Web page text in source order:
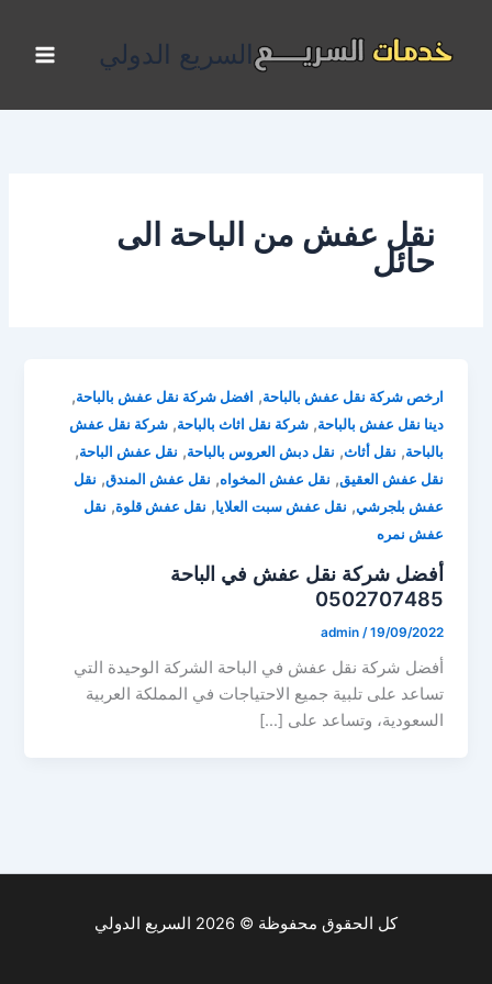
المحتوى
السريع الدولي
نقل عفش من الباحة الى
حائل
ارخص شركة نقل عفش بالباحة, افضل شركة نقل عفش بالباحة,
دينا نقل عفش بالباحة,شركة نقل اثاث بالباحة,شركة نقل عفش
بالباحة, نقل أثاث, نقل دبش العروس بالباحة, نقل عفش الباحة,
نقل عفش العقيق, نقل عفش المخواه, نقل عفش المندق, نقل
عفش بلجرشي, نقل عفش سبت العلايا, نقل عفش قلوة, نقل
عفش نمره
أفضل شركة نقل عفش في الباحة
0502707485
admin /19/09/2022
أفضل شركة نقل عفش في الباحة الشركة الوحيدة التي
تساعد على تلبية جميع الاحتياجات في المملكة العربية
السعودية، وتساعد على […]
كل الحقوق محفوظة © 2026 السريع الدولي